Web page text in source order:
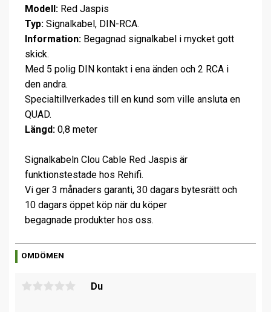
Modell: Red Jaspis
Typ: Signalkabel, DIN-RCA.
Information: Begagnad signalkabel i mycket gott
skick.
Med 5 polig DIN kontakt i ena änden och 2 RCA i
den andra.
Specialtillverkades till en kund som ville ansluta en
QUAD.
Längd: 0,8 meter
Signalkabeln Clou Cable Red Jaspis är
funktionstestade hos Rehifi.
Vi ger 3 månaders garanti, 30 dagars bytesrätt och
10 dagars öppet köp när du köper
begagnade produkter hos oss.
OMDÖMEN
Du